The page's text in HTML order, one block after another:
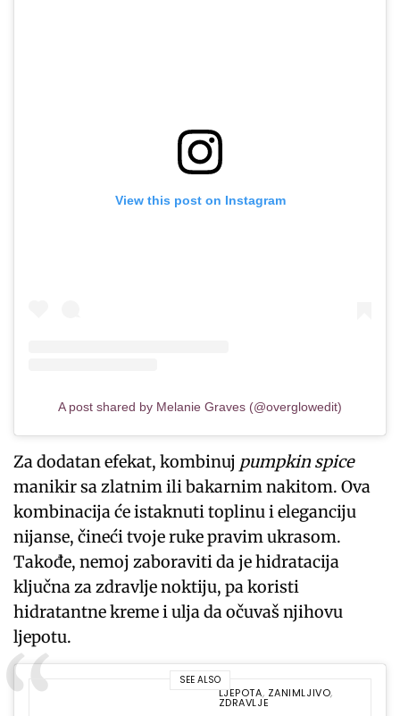
View this post on Instagram
A post shared by Melanie Graves (@overglowedit)
Za dodatan efekat, kombinuj pumpkin spice
manikir sa zlatnim ili bakarnim nakitom. Ova
kombinacija će istaknuti toplinu i eleganciju
nijanse, čineći tvoje ruke pravim ukrasom.
Takođe, nemoj zaboraviti da je hidratacija
ključna za zdravlje noktiju, pa koristi
hidratantne kreme i ulja da očuvaš njihovu
ljepotu.
SEE ALSO
LJEPOTA, ZANIMLJIVO,
ZDRAVLJE